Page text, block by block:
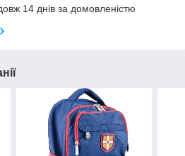
14 днів за домовленістю